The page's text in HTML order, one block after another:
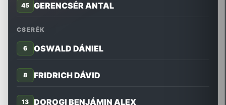
45 GERENCSÉR ANTAL
CSERÉK
6 OSWALD DÁNIEL
8 FRIDRICH DÁVID
13 DOROGI BENJÁMIN ALEX